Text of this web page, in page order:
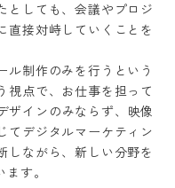
としても、会議やプロジ
直接対峙していくことを
ル制作のみを行うという
視点で、お仕事を担って
ザインのみならず、映像
てデジタルマーケティン
しながら、新しい分野を
す。